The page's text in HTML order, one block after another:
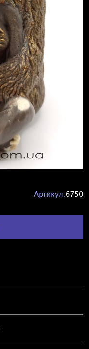
Артикул:6750